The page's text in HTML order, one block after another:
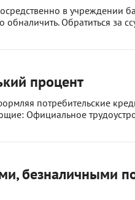
в учреждении
Обратиться за
процент
потребительские
Официальное
безналичными